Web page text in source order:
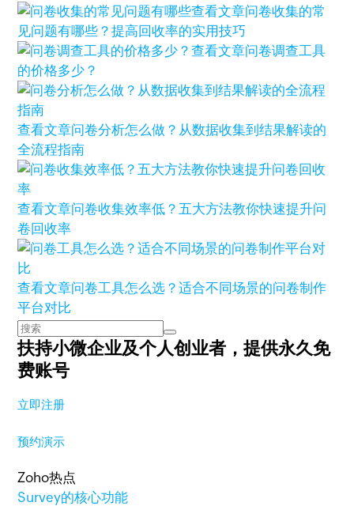
查看文章问卷收集的常
见问题有哪些？提高回收率的实用技巧
查看文章问卷调查工具
的价格多少？
查看文章问卷分析怎么做？从数据收集到结果解读的
全流程指南
查看文章问卷收集效率低？五大方法教你快速提升问
卷回收率
查看文章问卷工具怎么选？适合不同场景的问卷制作
平台对比
扶持小微企业及个人创业者，提供永久免
费账号
立即注册
预约演示
Zoho热点
Survey的核心功能